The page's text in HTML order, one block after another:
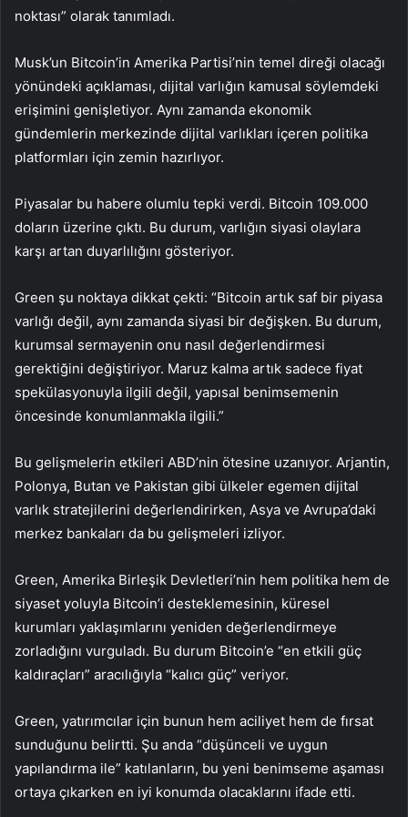
noktası” olarak tanımladı.
Musk’un Bitcoin’in Amerika Partisi’nin temel direği olacağı
yönündeki açıklaması, dijital varlığın kamusal söylemdeki
erişimini genişletiyor. Aynı zamanda ekonomik
gündemlerin merkezinde dijital varlıkları içeren politika
platformları için zemin hazırlıyor.
Piyasalar bu habere olumlu tepki verdi. Bitcoin 109.000
doların üzerine çıktı. Bu durum, varlığın siyasi olaylara
karşı artan duyarlılığını gösteriyor.
Green şu noktaya dikkat çekti: “Bitcoin artık saf bir piyasa
varlığı değil, aynı zamanda siyasi bir değişken. Bu durum,
kurumsal sermayenin onu nasıl değerlendirmesi
gerektiğini değiştiriyor. Maruz kalma artık sadece fiyat
spekülasyonuyla ilgili değil, yapısal benimsemenin
öncesinde konumlanmakla ilgili.”
Bu gelişmelerin etkileri ABD’nin ötesine uzanıyor. Arjantin,
Polonya, Butan ve Pakistan gibi ülkeler egemen dijital
varlık stratejilerini değerlendirirken, Asya ve Avrupa’daki
merkez bankaları da bu gelişmeleri izliyor.
Green, Amerika Birleşik Devletleri’nin hem politika hem de
siyaset yoluyla Bitcoin’i desteklemesinin, küresel
kurumları yaklaşımlarını yeniden değerlendirmeye
zorladığını vurguladı. Bu durum Bitcoin’e “en etkili güç
kaldıraçları” aracılığıyla “kalıcı güç” veriyor.
Green, yatırımcılar için bunun hem aciliyet hem de fırsat
sunduğunu belirtti. Şu anda “düşünceli ve uygun
yapılandırma ile” katılanların, bu yeni benimseme aşaması
ortaya çıkarken en iyi konumda olacaklarını ifade etti.